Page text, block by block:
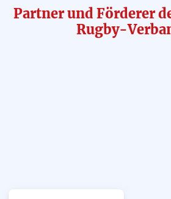
Partner und Förderer
Rugby-